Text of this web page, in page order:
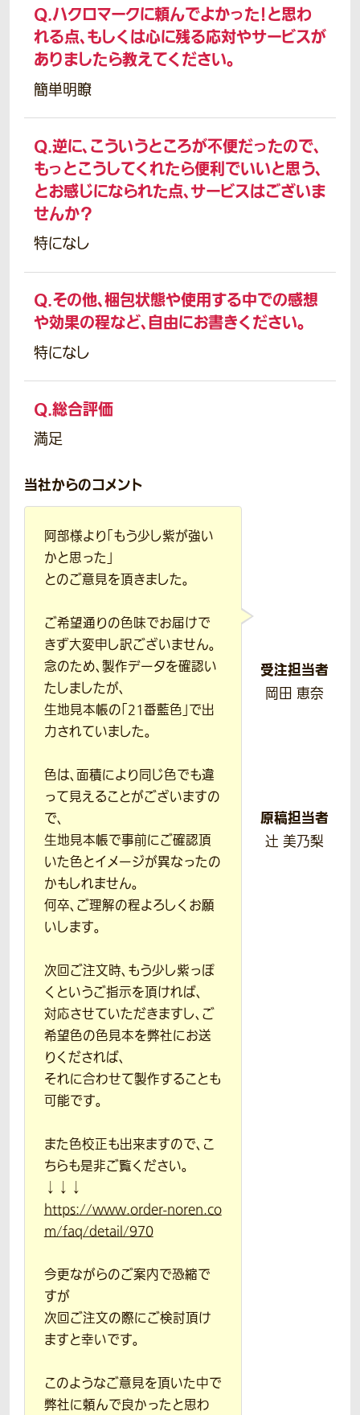
Q.ハクロマークに頼んでよかった！と思わ
れる点、もしくは心に残る応対やサービスが
ありましたら教えてください。
簡単明瞭
Q.逆に、こういうところが不便だったので、
もっとこうしてくれたら便利でいいと思う、
とお感じになられた点、サービスはございま
せんか？
特になし
Q.その他、梱包状態や使用する中での感想
や効果の程など、自由にお書きください。
特になし
Q.総合評価
満足
当社からのコメント
阿部様より「もう少し紫が強い
かと思った」
とのご意見を頂きました。
ご希望通りの色味でお届けで
きず大変申し訳ございません。
念のため、製作データを確認い
たしましたが、
生地見本帳の「21番藍色」で出
力されていました。
色は、面積により同じ色でも違
って見えることがございますの
で、
生地見本帳で事前にご確認頂
いた色とイメージが異なったの
かもしれません。
何卒、ご理解の程よろしくお願
いします。
次回ご注文時、もう少し紫っぽ
くというご指示を頂ければ、
対応させていただきますし、ご
希望色の色見本を弊社にお送
りくだされば、
それに合わせて製作することも
可能です。
また色校正も出来ますので、こ
ちらも是非ご覧ください。
↓↓↓
https://www.order-noren.co
m/faq/detail/970
今更ながらのご案内で恐縮で
すが
次回ご注文の際にご検討頂け
ますと幸いです。
このようなご意見を頂いた中で
弊社に頼んで良かったと思わ
受注担当者
岡田 恵奈
原稿担当者
辻 美乃梨